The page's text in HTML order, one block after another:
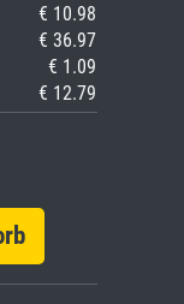
€ 10.98
€ 36.97
€ 1.09
€ 12.79